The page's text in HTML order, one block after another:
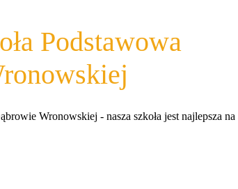
Podstawowa
Wronowskiej - nasza szkoła jest najlepsza